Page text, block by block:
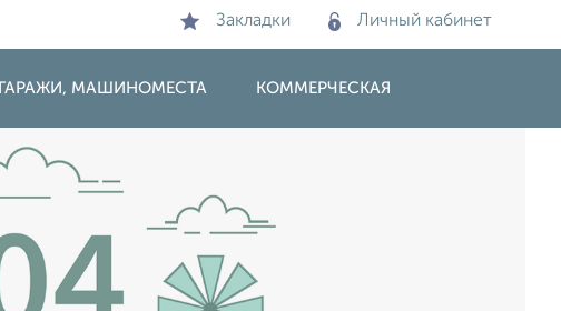
Закладки Личный кабинет
ГАРАЖИ, МАШИНОМЕСТА КОММЕРЧЕСКАЯ